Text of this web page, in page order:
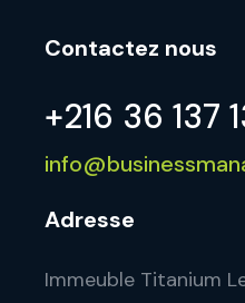
Contactez nous
+216 36 137
Adresse
Immeuble Titanium